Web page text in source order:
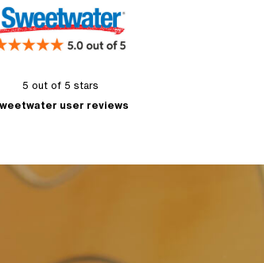
5 out of 5 stars
user reviews